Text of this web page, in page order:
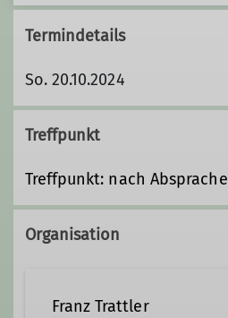
Termindetails
So. 20.10.2024
Treffpunkt
Treffpunkt: nach Absprache
Organisation
Franz Trattler